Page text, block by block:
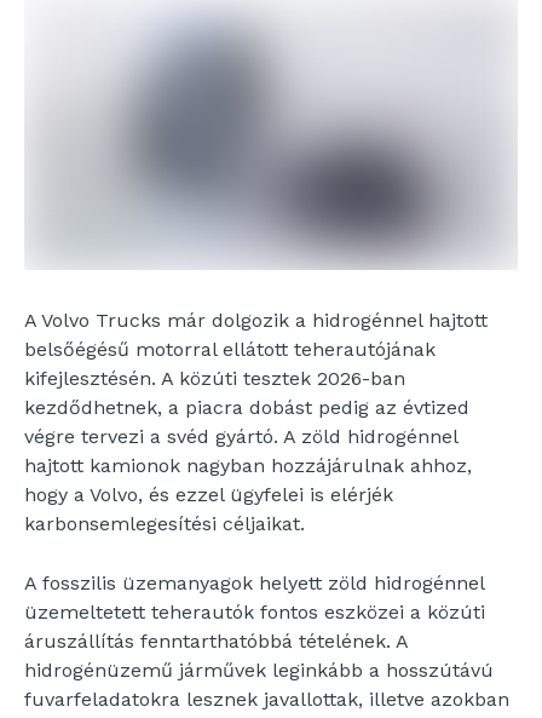
A Volvo Trucks már dolgozik a hidrogénnel hajtott
belsőégésű motorral ellátott teherautójának
kifejlesztésén. A közúti tesztek 2026-ban
kezdődhetnek, a piacra dobást pedig az évtized
végre tervezi a svéd gyártó. A zöld hidrogénnel
hajtott kamionok nagyban hozzájárulnak ahhoz,
hogy a Volvo, és ezzel ügyfelei is elérjék
karbonsemlegesítési céljaikat.
A fosszilis üzemanyagok helyett zöld hidrogénnel
üzemeltetett teherautók fontos eszközei a közúti
áruszállítás fenntarthatóbbá tételének. A
hidrogénüzemű járművek leginkább a hosszútávú
fuvarfeladatokra lesznek javallottak, illetve azokban